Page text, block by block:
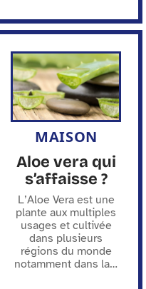
MAISON
Aloe vera qui
s’affaisse ?
L’Aloe Vera est une
plante aux multiples
usages et cultivée
dans plusieurs
régions du monde
notamment dans la…